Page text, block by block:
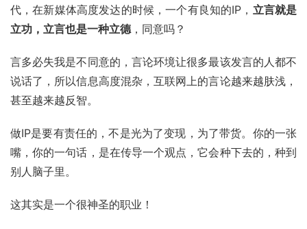
代，在新媒体高度发达的时候，一个有良知的IP， 立言就是
立功，立言也是一种立德 ，同意吗？
言多必失我是不同意的，言论环境让很多最该发言的人都不
说话了，所以信息高度混杂，互联网上的言论越来越肤浅，
甚至越来越反智。
做IP是要有责任的，不是光为了变现，为了带货。你的一张
嘴，你的一句话，是在传导一个观点，它会种下去的，种到
别人脑子里。
这其实是一个很神圣的职业！